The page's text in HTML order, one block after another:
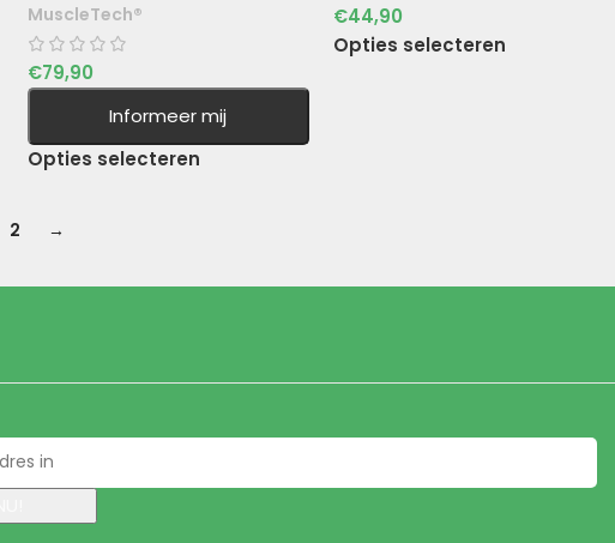
MuscleTech®
€79,90
Informeer mij
Opties selecteren
€44,90
Opties selecteren
2 →